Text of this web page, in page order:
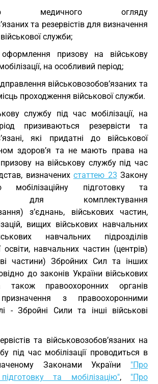
медичного огляду
та резервістів для визначення
служби;
призову на військову
на особливий період;
військовозобов’язаних та
проходження військової служби.
службу під час мобілізації, на
призиваються резервісти та
які придатні до військової
здоров’я та не мають права на
на військову службу під час
визначених статтею 23 Закону
мобілізаційну підготовку та
для комплектування
з’єднань, військових частин,
вищих військових навчальних
навчальних підрозділів
навчальних частин (центрів)
частини) Збройних Сил та інших
до законів України військових
правоохоронних органів
призначення з правоохоронними
- Збройні Сили та інші військові
та військовозобов’язаних на
під час мобілізації проводиться в
Законами України "Про
підготовку та мобілізацію", "Про